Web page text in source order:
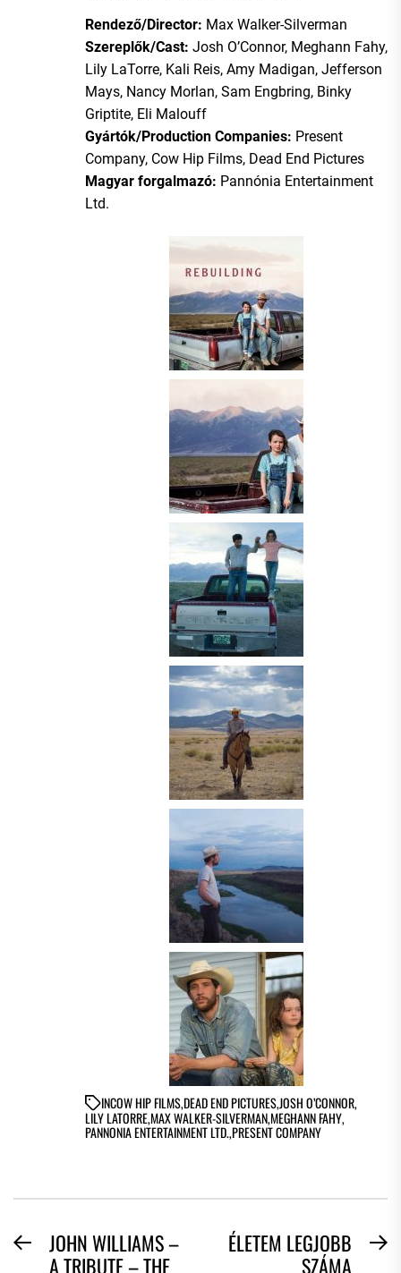
Rendező/Director: Max Walker-Silverman
Szereplők/Cast: Josh O’Connor, Meghann Fahy,
Lily LaTorre, Kali Reis, Amy Madigan, Jefferson
Mays, Nancy Morlan, Sam Engbring, Binky
Griptite, Eli Malouff
Gyártók/Production Companies: Present
Company, Cow Hip Films, Dead End Pictures
Magyar forgalmazó: Pannónia Entertainment
Ltd.
INCOW HIP FILMS,DEAD END PICTURES,JOSH O’CONNOR,
LILY LATORRE,MAX WALKER-SILVERMAN,MEGHANN FAHY,
PANNONIA ENTERTAINMENT LTD.,PRESENT COMPANY
BEJEGYZÉS
PreviousJOHN WILLIAMS –
A TRIBUTE – THE
ÉLETEM LEGJOBB
SZÁMA